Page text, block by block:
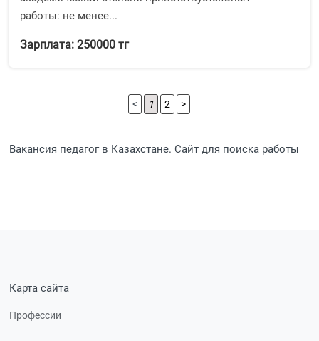
работы: не менее...
Зарплата: 250000 тг
< 1 2 >
Вакансия педагог в Казахстане. Сайт для поиска работы
Карта сайта
Профессии